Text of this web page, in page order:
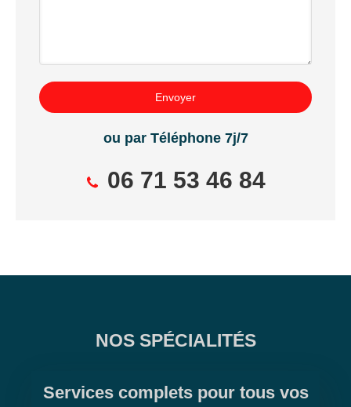
Envoyer
ou par Téléphone 7j/7
06 71 53 46 84
NOS SPÉCIALITÉS
Services complets pour tous vos